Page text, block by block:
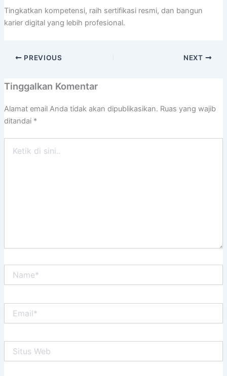
Tingkatkan kompetensi, raih sertifikasi resmi, dan bangun
karier digital yang lebih profesional.
PREVIOUS NEXT
Tinggalkan Komentar
Alamat email Anda tidak akan dipublikasikan. Ruas yang wajib
ditandai *
Web